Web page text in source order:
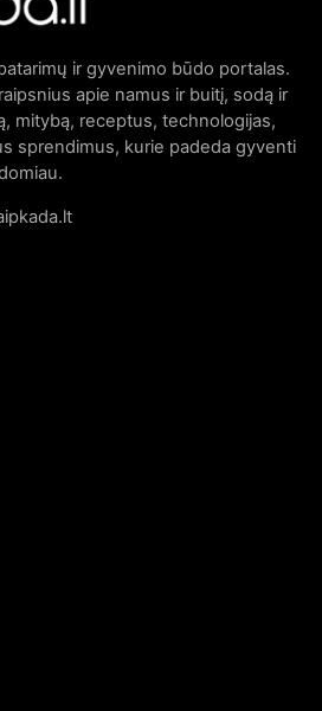
ir gyvenimo būdo portalas.
apie namus ir buitį, sodą ir
mitybą, receptus, technologijas,
sprendimus, kurie padeda gyventi